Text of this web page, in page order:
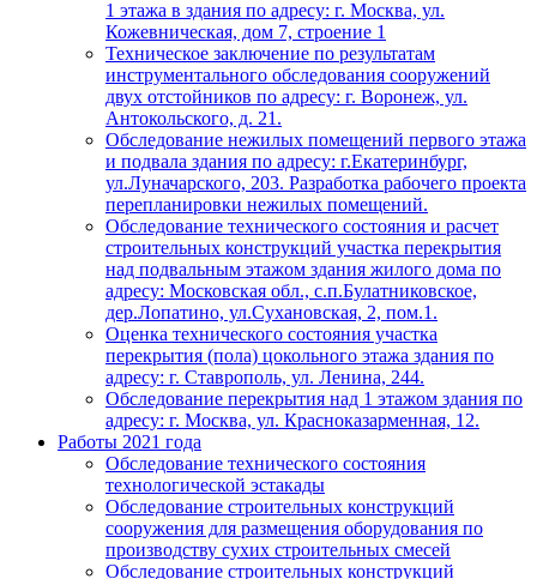
1 этажа в здания по адресу: г. Москва, ул.
Кожевническая, дом 7, строение 1
Техническое заключение по результатам
инструментального обследования сооружений
двух отстойников по адресу: г. Воронеж, ул.
Антокольского, д. 21.
Обследование нежилых помещений первого этажа
и подвала здания по адресу: г.Екатеринбург,
ул.Луначарского, 203. Разработка рабочего проекта
перепланировки нежилых помещений.
Обследование технического состояния и расчет
строительных конструкций участка перекрытия
над подвальным этажом здания жилого дома по
адресу: Московская обл., с.п.Булатниковское,
дер.Лопатино, ул.Сухановская, 2, пом.1.
Оценка технического состояния участка
перекрытия (пола) цокольного этажа здания по
адресу: г. Ставрополь, ул. Ленина, 244.
Обследование перекрытия над 1 этажом здания по
адресу: г. Москва, ул. Красноказарменная, 12.
Работы 2021 года
Обследование технического состояния
технологической эстакады
Обследование строительных конструкций
сооружения для размещения оборудования по
производству сухих строительных смесей
Обследование строительных конструкций